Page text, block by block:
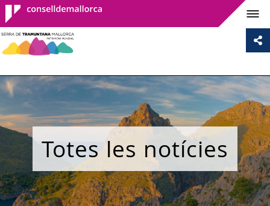
Consell de
Mallorca
Totes les notícies